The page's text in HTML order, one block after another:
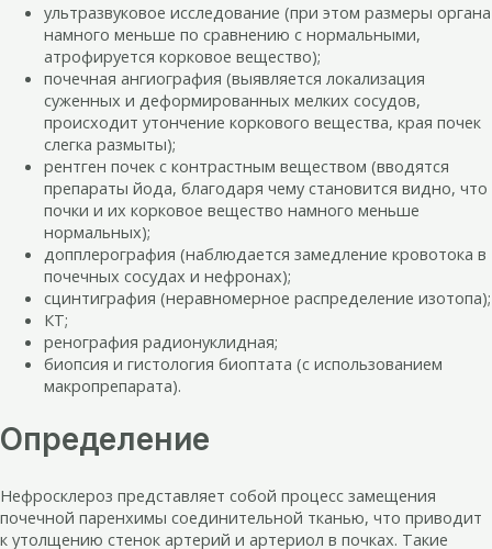
ультразвуковое исследование (при этом размеры органа
намного меньше по сравнению с нормальными,
атрофируется корковое вещество);
почечная ангиография (выявляется локализация
суженных и деформированных мелких сосудов,
происходит утончение коркового вещества, края почек
слегка размыты);
рентген почек с контрастным веществом (вводятся
препараты йода, благодаря чему становится видно, что
почки и их корковое вещество намного меньше
нормальных);
допплерография (наблюдается замедление кровотока в
почечных сосудах и нефронах);
сцинтиграфия (неравномерное распределение изотопа);
КТ;
ренография радионуклидная;
биопсия и гистология биоптата (с использованием
макропрепарата).
Определение
Нефросклероз представляет собой процесс замещения
почечной паренхимы соединительной тканью, что приводит
к утолщению стенок артерий и артериол в почках. Такие